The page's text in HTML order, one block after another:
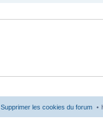
Supprimer les cookies du forum